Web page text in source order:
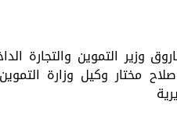
وزير التموين والتجارة
مختار وكيل وزارة التموين